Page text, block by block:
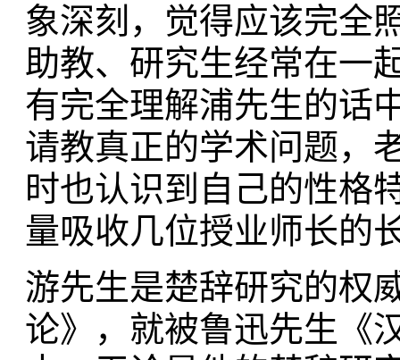
象深刻，觉得应该完全
助教、研究生经常在一
有完全理解浦先生的话
请教真正的学术问题，
时也认识到自己的性格
量吸收几位授业师长的
游先生是楚辞研究的权
论》，就被鲁迅先生《